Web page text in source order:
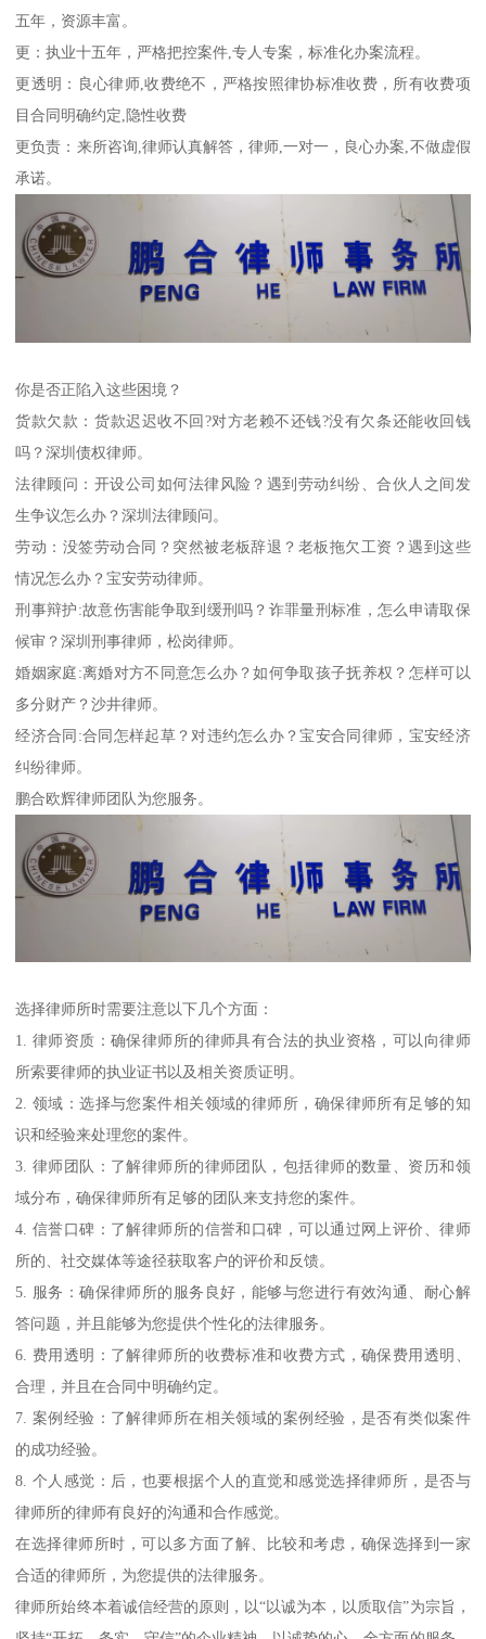
五年，资源丰富。
更：执业十五年，严格把控案件,专人专案，标准化办案流程。
更透明：良心律师,收费绝不，严格按照律协标准收费，所有收费项
目合同明确约定,隐性收费
更负责：来所咨询,律师认真解答，律师,一对一，良心办案,不做虚假
承诺。
你是否正陷入这些困境？
货款欠款：货款迟迟收不回?对方老赖不还钱?没有欠条还能收回钱
吗？深圳债权律师。
法律顾问：开设公司如何法律风险？遇到劳动纠纷、合伙人之间发
生争议怎么办？深圳法律顾问。
劳动：没签劳动合同？突然被老板辞退？老板拖欠工资？遇到这些
情况怎么办？宝安劳动律师。
刑事辩护:故意伤害能争取到缓刑吗？诈罪量刑标准，怎么申请取保
候审？深圳刑事律师，松岗律师。
婚姻家庭:离婚对方不同意怎么办？如何争取孩子抚养权？怎样可以
多分财产？沙井律师。
经济合同:合同怎样起草？对违约怎么办？宝安合同律师，宝安经济
纠纷律师。
鹏合欧辉律师团队为您服务。
选择律师所时需要注意以下几个方面：
1. 律师资质：确保律师所的律师具有合法的执业资格，可以向律师
所索要律师的执业证书以及相关资质证明。
2. 领域：选择与您案件相关领域的律师所，确保律师所有足够的知
识和经验来处理您的案件。
3. 律师团队：了解律师所的律师团队，包括律师的数量、资历和领
域分布，确保律师所有足够的团队来支持您的案件。
4. 信誉口碑：了解律师所的信誉和口碑，可以通过网上评价、律师
所的、社交媒体等途径获取客户的评价和反馈。
5. 服务：确保律师所的服务良好，能够与您进行有效沟通、耐心解
答问题，并且能够为您提供个性化的法律服务。
6. 费用透明：了解律师所的收费标准和收费方式，确保费用透明、
合理，并且在合同中明确约定。
7. 案例经验：了解律师所在相关领域的案例经验，是否有类似案件
的成功经验。
8. 个人感觉：后，也要根据个人的直觉和感觉选择律师所，是否与
律师所的律师有良好的沟通和合作感觉。
在选择律师所时，可以多方面了解、比较和考虑，确保选择到一家
合适的律师所，为您提供的法律服务。
律师所始终本着诚信经营的原则，以“以诚为本，以质取信”为宗旨，